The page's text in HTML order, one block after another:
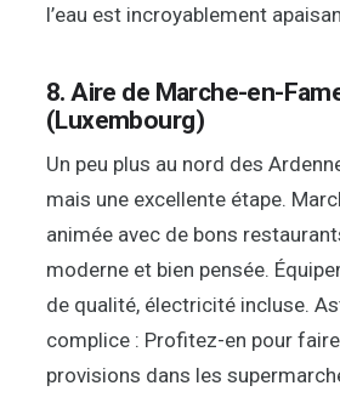
l’eau est incroyablement
8. Aire de Marche-en-
(Luxembourg)
Un peu plus au nord des
mais une excellente étape.
animée avec de bons
moderne et bien pensée.
de qualité, électricité incluse.
complice : Profitez-en pour
provisions dans les